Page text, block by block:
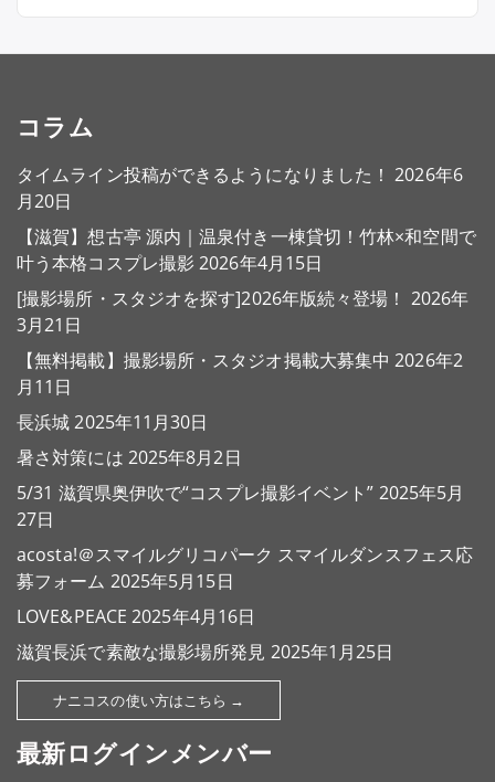
コラム
タイムライン投稿ができるようになりました！ 2026年6
月20日
【滋賀】想古亭 源内｜温泉付き一棟貸切！竹林×和空間で
叶う本格コスプレ撮影 2026年4月15日
[撮影場所・スタジオを探す]2026年版続々登場！ 2026年
3月21日
【無料掲載】撮影場所・スタジオ掲載大募集中 2026年2
月11日
長浜城 2025年11月30日
暑さ対策には 2025年8月2日
5/31 滋賀県奥伊吹で“コスプレ撮影イベント” 2025年5月
27日
acosta!＠スマイルグリコパーク スマイルダンスフェス応
募フォーム 2025年5月15日
LOVE&PEACE 2025年4月16日
滋賀長浜で素敵な撮影場所発見 2025年1月25日
ナニコスの使い方はこちら →
最新ログインメンバー